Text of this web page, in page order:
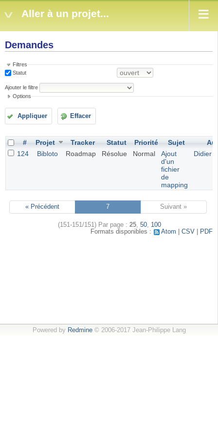
Aller à un projet...
Demandes
Filtres
Statut
Ajouter le filtre
Options
Appliquer Effacer
# Projet Tracker Statut Priorité Sujet
124
Bibloto Roadmap Résolue Normal
Ajout
d'un
fichier
de
mapping
Didier
« Précédent 7 Suivant »
(151-151/151) Par page : 25, 50, 100
Formats disponibles :
Atom CSV PDF
Powered by Redmine© 2006-2017 Jean-Philippe Lang